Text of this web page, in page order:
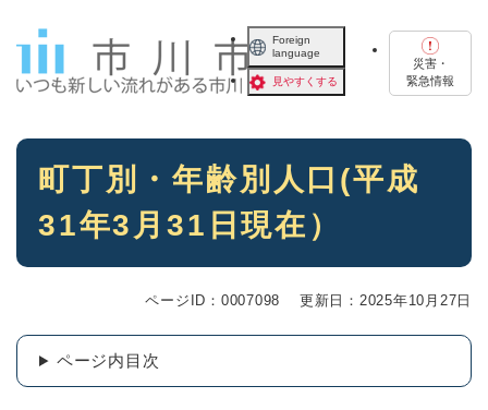
Foreign
language
見やすくする
災害・
緊急情報
本
町丁別・年齢別人口(平成
31年3月31日現在）
ページID：0007098 更新日：2025年10月27日
ページ内目次